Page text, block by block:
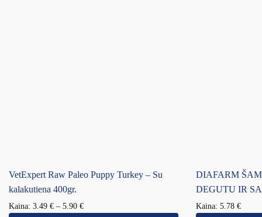
VetExpert Raw Paleo Puppy Turkey – Su
kalakutiena 400gr.
Kaina: 3.49 € – 5.90 €
DIAFARM
DEGUTU IR
Kaina: 5.78 €